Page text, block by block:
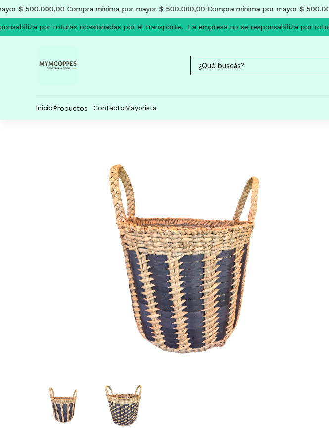
$ 500.000,00 Compra mínima por mayor $ 500.000,00 Compra mínima por mayor $
por roturas ocasionadas por el transporte. La empresa no se responsabiliza por
InicioProductos ContactoMayorista